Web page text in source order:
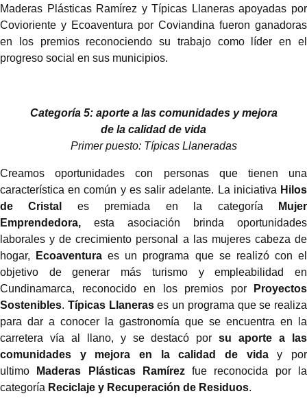
Maderas Plásticas Ramírez y Típicas Llaneras apoyadas por
Covioriente y Ecoaventura por Coviandina fueron ganadoras
en los premios reconociendo su trabajo como líder en el
progreso social en sus municipios.
Categoría 5: aporte a las comunidades y mejora
de la calidad de vida
Primer puesto: Típicas Llaneradas
Creamos oportunidades con personas que tienen una
característica en común y es salir adelante. La iniciativa Hilos
de Cristal
es premiada en la categoría
Mujer
Emprendedora, esta asociación brinda oportunidades
laborales y de crecimiento personal a las mujeres cabeza de
hogar,
Ecoaventura es un programa que se realizó con el
objetivo de generar más turismo y empleabilidad en
Cundinamarca, reconocido en los premios por
Proyectos
Sostenibles. Típicas Llanerases un programa que se realiza
para dar a conocer la gastronomía que se encuentra en la
carretera vía al llano, y se destacó porsu aporte a las
comunidades y mejora en la calidad de viday por
ultimo
Maderas Plásticas Ramírezfue reconocida por la
categoría Reciclaje y Recuperación de Residuos.